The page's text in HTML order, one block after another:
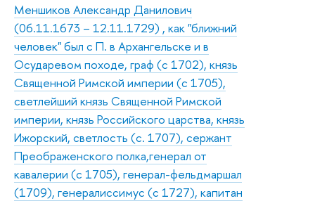
Меншиков Александр Данилович
(06.11.1673 – 12.11.1729) , как "ближний
человек" был с П. в Архангельске и в
Осударевом походе, граф (с 1702), князь
Священной Римской империи (с 1705),
светлейший князь Священной Римской
империи, князь Российского царства, князь
Ижорский, светлость (с. 1707), сержант
Преображенского полка,генерал от
кавалерии (с 1705), генерал-фельдмаршал
(1709), генералиссимус (с 1727), капитан